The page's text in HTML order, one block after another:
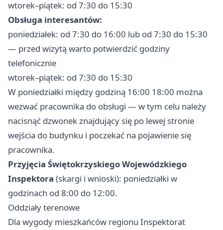
wtorek–piątek: od 7:30 do 15:30
Obsługa interesantów:
poniedziałek: od 7:30 do 16:00 lub od 7:30 do 15:30
— przed wizytą warto potwierdzić godziny
telefonicznie
wtorek–piątek: od 7:30 do 15:30
W poniedziałki między godziną 16:00 18:00 można
wezwać pracownika do obsługi — w tym celu należy
nacisnąć dzwonek znajdujący się po lewej stronie
wejścia do budynku i poczekać na pojawienie się
pracownika.
Przyjęcia Świętokrzyskiego Wojewódzkiego
Inspektora (skargi i wnioski): poniedziałki w
godzinach od 8:00 do 12:00.
Oddziały terenowe
Dla wygody mieszkańców regionu Inspektorat